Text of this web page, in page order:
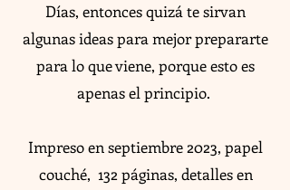
Días, entonces quizá te sirvan
algunas ideas para mejor prepararte
para lo que viene, porque esto es
apenas el principio.
Impreso en septiembre 2023, papel
couché, 132 páginas, detalles en